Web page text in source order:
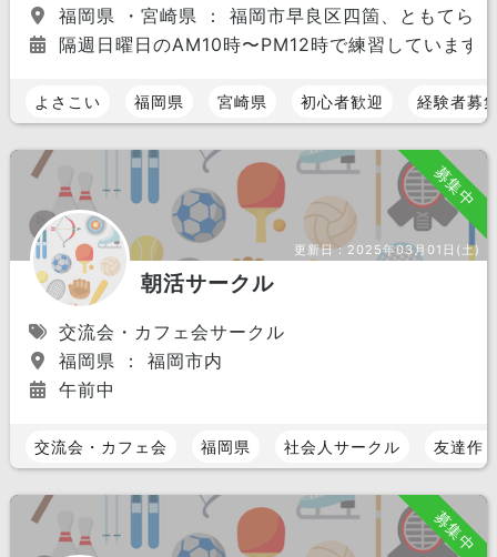
福岡県 ・宮崎県 ： 福岡市早良区四箇、ともてら
隔週日曜日のAM10時〜PM12時で練習しています
よさこい 福岡県 宮崎県 初心者歓迎 経験者募
募集中
更新日： 2025年03月01日(土)
朝活サークル
交流会・カフェ会サークル
福岡県 ： 福岡市内
午前中
交流会・カフェ会 福岡県 社会人サークル 友達作
募集中